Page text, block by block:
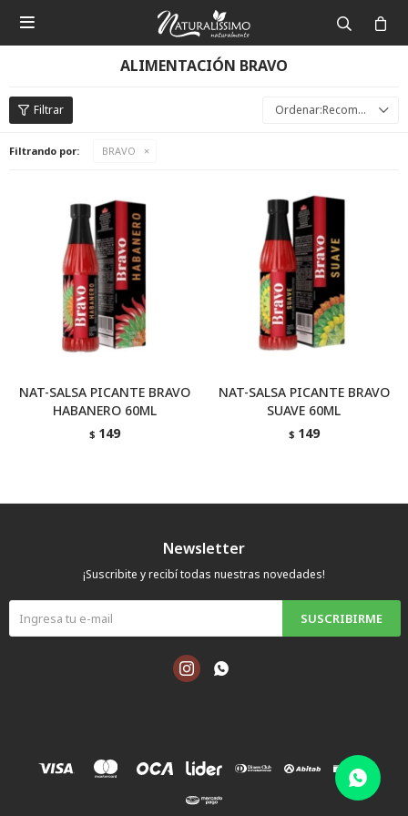

ALIMENTACIÓN BRAVO
Recomendados
Filtrando por: BRAVO
NAT-SALSA PICANTE BRAVO
HABANERO 60ML
$ 149
NAT-SALSA PICANTE BRAVO
SUAVE 60ML
$ 149
Newsletter
¡Suscribite y recibí todas nuestras novedades!
SUSCRIBIRME
 